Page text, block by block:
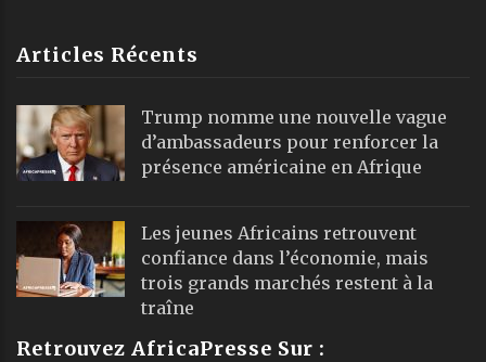
Articles Récents
Trump nomme une nouvelle vague
d’ambassadeurs pour renforcer la
présence américaine en Afrique
Les jeunes Africains retrouvent
confiance dans l’économie, mais
trois grands marchés restent à la
traîne
Retrouvez AfricaPresse Sur :